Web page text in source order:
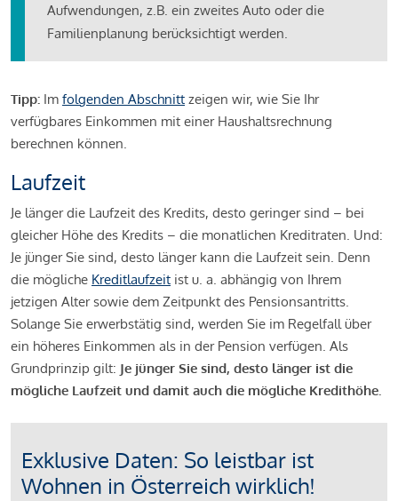
Aufwendungen, z.B. ein zweites Auto oder die
Familienplanung berücksichtigt werden.
Tipp: Im folgenden Abschnitt zeigen wir, wie Sie Ihr
verfügbares Einkommen mit einer Haushaltsrechnung
berechnen können.
Laufzeit
Je länger die Laufzeit des Kredits, desto geringer sind – bei
gleicher Höhe des Kredits – die monatlichen Kreditraten. Und:
Je jünger Sie sind, desto länger kann die Laufzeit sein. Denn
die mögliche Kreditlaufzeit ist u. a. abhängig von Ihrem
jetzigen Alter sowie dem Zeitpunkt des Pensionsantritts.
Solange Sie erwerbstätig sind, werden Sie im Regelfall über
ein höheres Einkommen als in der Pension verfügen. Als
Grundprinzip gilt: Je jünger Sie sind, desto länger ist die
mögliche Laufzeit und damit auch die mögliche Kredithöhe.
Exklusive Daten: So leistbar ist
Wohnen in Österreich wirklich!